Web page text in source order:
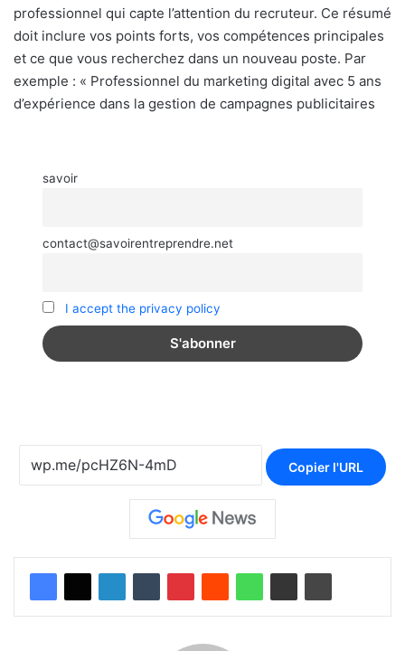
professionnel qui capte l’attention du recruteur. Ce résumé
doit inclure vos points forts, vos compétences principales
et ce que vous recherchez dans un nouveau poste. Par
exemple : « Professionnel du marketing digital avec 5 ans
d’expérience dans la gestion de campagnes publicitaires
savoir
contact@savoirentreprendre.net
I accept the privacy policy
Copier l'URL